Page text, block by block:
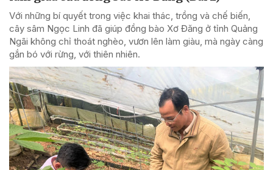
Với những bí quyết trong việc khai thác, trồng và chế biến,
cây sâm Ngọc Linh đã giúp đồng bào Xơ Đăng ở tỉnh Quảng
Ngãi không chỉ thoát nghèo, vươn lên làm giàu, mà ngày càng
gắn bó với rừng, với thiên nhiên.